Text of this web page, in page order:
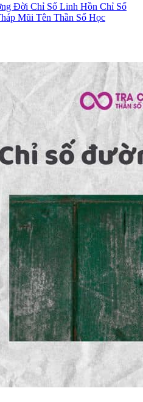
Đời Chỉ Số Linh Hồn Chỉ Số
Mũi Tên Thần Số Học